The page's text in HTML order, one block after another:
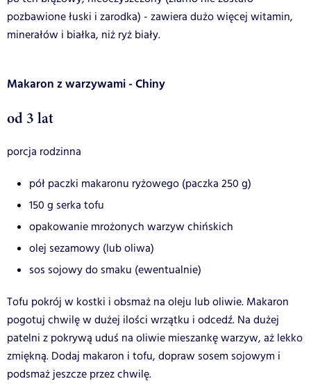
pozbawione łuski i zarodka) - zawiera dużo więcej witamin,
minerałów i białka, niż ryż biały.
Makaron z warzywami - Chiny
od 3 lat
porcja rodzinna
pół paczki makaronu ryżowego (paczka 250 g)
150 g serka tofu
opakowanie mrożonych warzyw chińskich
olej sezamowy (lub oliwa)
sos sojowy do smaku (ewentualnie)
Tofu pokrój w kostki i obsmaż na oleju lub oliwie. Makaron
pogotuj chwilę w dużej ilości wrzątku i odcedź. Na dużej
patelni z pokrywą uduś na oliwie mieszankę warzyw, aż lekko
zmiękną. Dodaj makaron i tofu, dopraw sosem sojowym i
podsmaż jeszcze przez chwilę.